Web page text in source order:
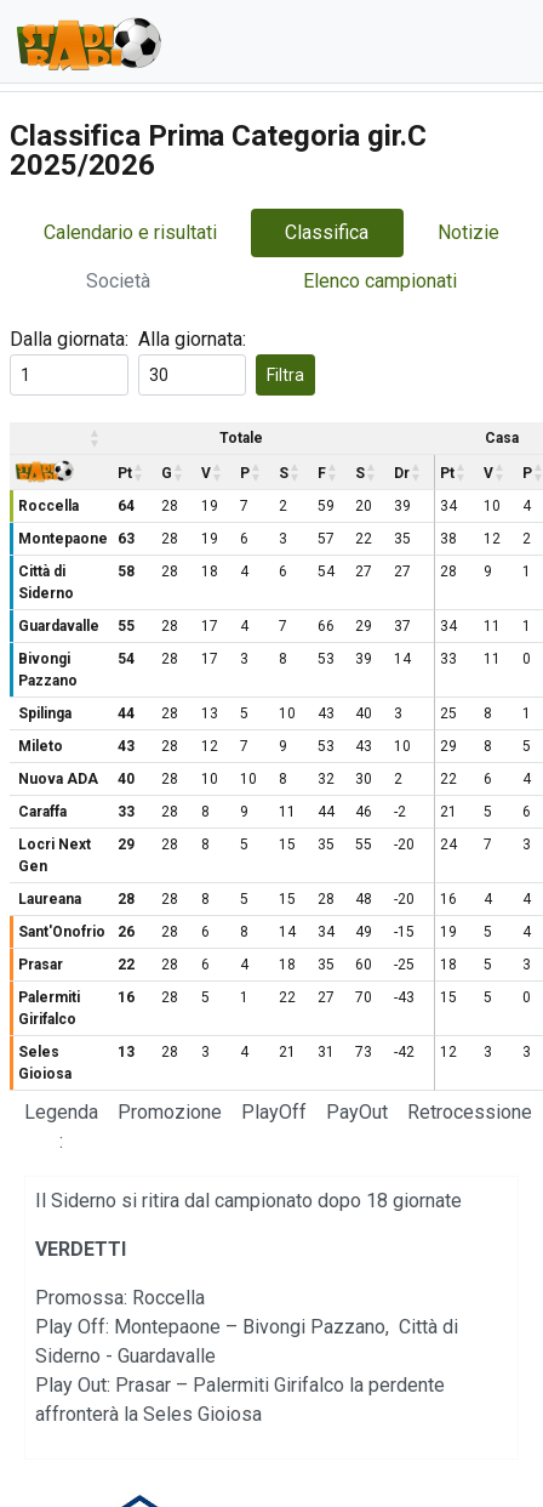
Classifica Prima Categoria gir.C
2025/2026
Calendario e risultati Classifica Notizie
Società Elenco campionati
Dalla giornata: Alla giornata:
Filtra
Totale Casa
Pt G V P S F S Dr Pt V
P
Roccella
64 28 19 7 2 59 20 39 34 10
4
Montepaone
63 28 19 6 3 57 22 35 38 12
2
Città di
Siderno
58 28 18 4 6 54 27 27 28 9 1
Guardavalle 55 28 17 4 7 66 29 37 34 11
1
Bivongi
Pazzano
54 28 17 3 8 53 39 14 33 11 0
Spilinga 44 28 13 5 10 43 40 3 25 8
1
Mileto
43 28 12 7 9 53 43 10 29 8
5
Nuova ADA
40 28 10 10 8 32 30 2 22 6
4
Caraffa
33 28 8 9 11 44 46 -2 21 5
6
Locri Next
Gen
29 28 8 5 15 35 55 -20 24 7 3
Laureana 28 28 8 5 15 28 48 -20 16 4
4
Sant'Onofrio
26 28 6 8 14 34 49 -15 19 5
4
Prasar
22 28 6 4 18 35 60 -25 18 5
3
Palermiti
Girifalco
16 28 5 1 22 27 70 -43 15 5 0
Seles
Gioiosa
13 28 3 4 21 31 73 -42 12 3 3
Legenda
:
Promozione PlayOff PayOut Retrocessione
Il Siderno si ritira dal campionato dopo 18 giornate
VERDETTI
Promossa: Roccella
Play Off: Montepaone – Bivongi Pazzano, Città di
Siderno - Guardavalle
Play Out: Prasar – Palermiti Girifalco la perdente
affronterà la Seles Gioiosa